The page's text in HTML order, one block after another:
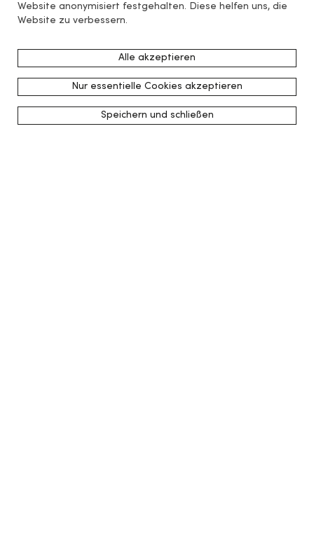
zurück
Website anonymisiert festgehalten. Diese helfen uns, die
Website zu verbessern.
Alle akzeptieren
Nur essentielle Cookies akzeptieren
Speichern und schließen